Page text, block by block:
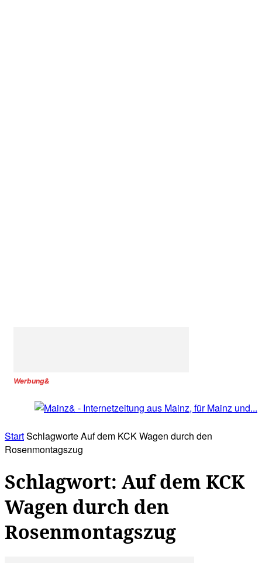
Werbung&
StartSchlagworteAuf dem KCK Wagen durch den
Rosenmontagszug
Schlagwort: Auf dem KCK
Wagen durch den
Rosenmontagszug